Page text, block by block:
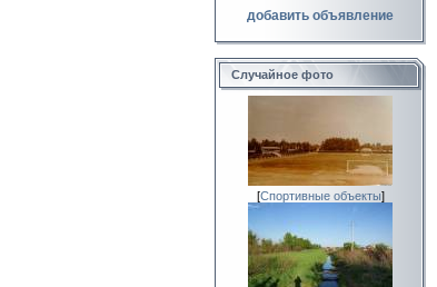
добавить объявление
Случайное фото
[Спортивные объекты]